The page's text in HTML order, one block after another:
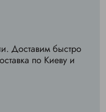
Доставим быстро
по Киеву и